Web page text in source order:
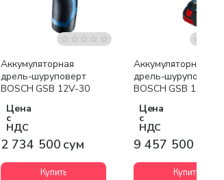
Аккумуляторная
дрель-шуруповерт
BOSCH GSB 12V-30
Цена
с
НДС
2 734 500 сум
Купить
Аккумуляторная
дрель-шуруповерт
BOSCH GSB 18V-
1840)
Цена
с
НДС
9 457 500 сум
Купить